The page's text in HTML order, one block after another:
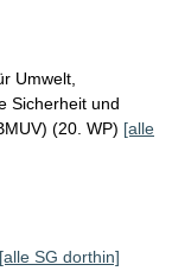
Umwelt,
Sicherheit und
(20. WP) [alle
[alle SG dorthin]